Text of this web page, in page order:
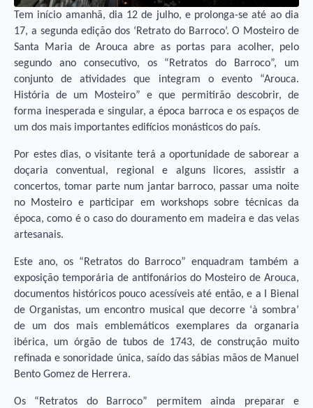
Tem início amanhã, dia 12 de julho, e prolonga-se até ao dia
17, a segunda edição dos ‘Retrato do Barroco’. O Mosteiro de
Santa Maria de Arouca abre as portas para acolher, pelo
segundo ano consecutivo, os “Retratos do Barroco”, um
conjunto de atividades que integram o evento “Arouca.
História de um Mosteiro” e que permitirão descobrir, de
forma inesperada e singular, a época barroca e os espaços de
um dos mais importantes edifícios monásticos do país.
Por estes dias, o visitante terá a oportunidade de saborear a
doçaria conventual, regional e alguns licores, assistir a
concertos, tomar parte num jantar barroco, passar uma noite
no Mosteiro e participar em workshops sobre técnicas da
época, como é o caso do douramento em madeira e das velas
artesanais.
Este ano, os “Retratos do Barroco” enquadram também a
exposição temporária de antifonários do Mosteiro de Arouca,
documentos históricos pouco acessíveis até então, e a I Bienal
de Organistas, um encontro musical que decorre ‘à sombra’
de um dos mais emblemáticos exemplares da organaria
ibérica, um órgão de tubos de 1743, de construção muito
refinada e sonoridade única, saído das sábias mãos de Manuel
Bento Gomez de Herrera.
Os “Retratos do Barroco” permitem ainda preparar e